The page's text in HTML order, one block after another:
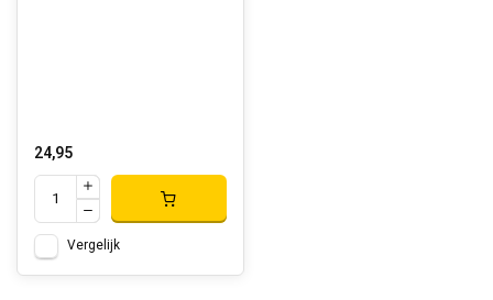
24,95
Vergelijk